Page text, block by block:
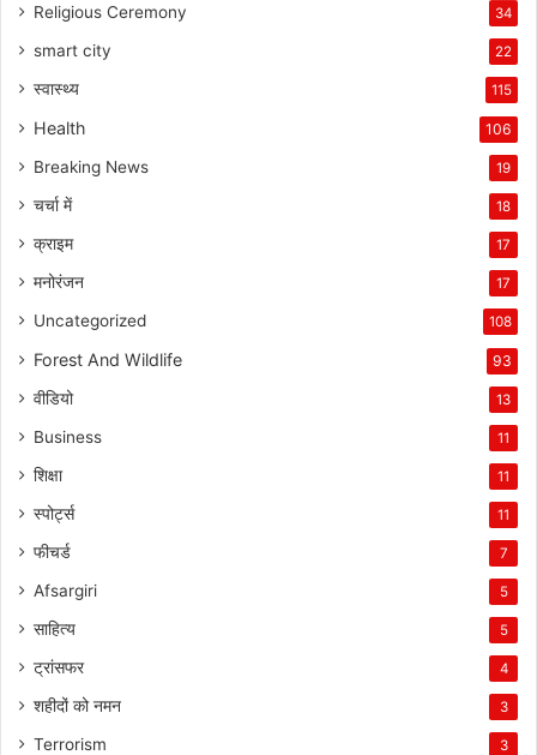
Religious Ceremony 34
smart city 22
स्वास्थ्य 115
Health 106
Breaking News 19
चर्चा में 18
क्राइम 17
मनोरंजन 17
Uncategorized 108
Forest And Wildlife 93
वीडियो 13
Business 11
शिक्षा 11
स्पोर्ट्स 11
फीचर्ड 7
Afsargiri 5
साहित्य 5
ट्रांसफर 4
शहीदों को नमन 3
Terrorism 3